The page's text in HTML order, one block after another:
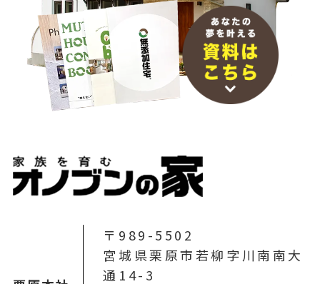
〒989-5502
宮城県栗原市若柳字川南南大
通14-3